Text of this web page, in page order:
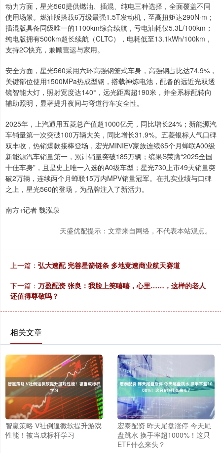
动力方面，星光560提供燃油、插混、纯电三种选择，全面覆盖不同
使用场景。燃油版搭载6万级最强1.5T发动机，至高扭矩达290N·m；
插混版具备同级唯一的1100km综合续航，亏电油耗仅5.3L/100km；
纯电版拥有500km超长续航（CLTC），电耗低至13.1kWh/100km，
支持2C快充，兼顾营运与家用。
安全方面，星光560采用六环高强钢笼式车身，高强钢占比达74.9%，
关键部位使用1500MPa热成型钢，搭载神炼电池，配备的远近光双透
镜智能大灯，照射宽度达140°，远光距离超190米，并全系标配转向
辅助照明，显著提升夜间与弯道行车安全性。
2025年，上汽通用五菱总产值超1000亿元，同比增长24%；新能源汽
车销量第一次突破100万辆大关，同比增长31.9%。五菱银标人气口碑
双丰收，热销爆款接棒登场，宏光MINIEV家族连续65个月蝉联A00级
新能源汽车销量第一，累计销量突破185万辆；缤果S荣膺“2025全国
十佳车身”，且是史上唯一入选的A0级车型；星光730上市49天销量突
破2万辆，连续两个月蝉联15万内MPV销量冠军。在扎实业绩与口碑
之上，星光560的登场，为品牌注入了新活力。
南方+记者 魏泓泉
天盛优配提示：文章来自网络，不代表本站观点。
上一篇： 弘大速配 完善星箭链条 多地竞速商业航天赛道
下一篇： 万盈配资 张良：我脸上笑嘻嘻，心里……，这样的老人
还值得尊敬吗？
相关文章
智赢策略 V社倒逼微软提升游戏
性能！被当成标杆学习
宏泰配资 昨天尾盘涨停 今天尾
盘跳水 换手率超1000%！这只
ETF什么来头？